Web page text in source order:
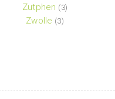
Zutphen (3)
Zwolle (3)